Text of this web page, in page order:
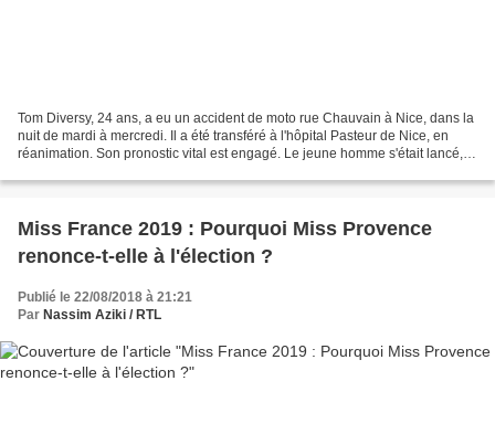
Tom Diversy, 24 ans, a eu un accident de moto rue Chauvain à Nice, dans la
nuit de mardi à mercredi. Il a été transféré à l'hôpital Pasteur de Nice, en
réanimation. Son pronostic vital est engagé. Le jeune homme s'était lancé,
Miss France 2019 : Pourquoi Miss Provence
renonce-t-elle à l'élection ?
Publié le 22/08/2018 à 21:21
Par Nassim Aziki / RTL